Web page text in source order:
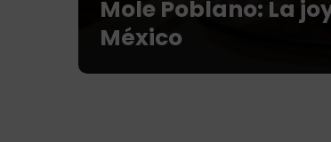
Mole Poblano: La
México